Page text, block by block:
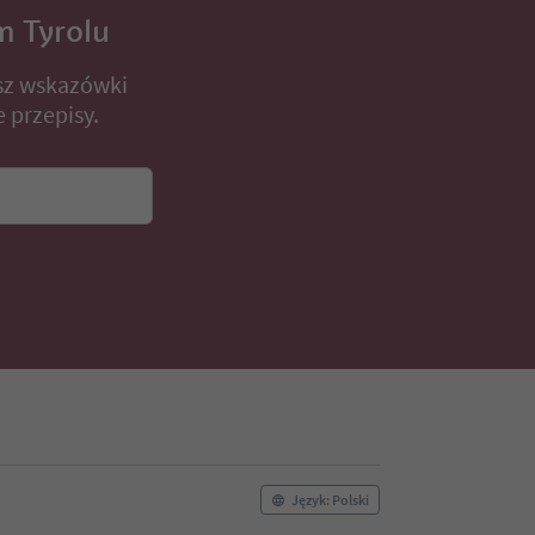
Tyrolu
wskazówki
przepisy.
Język: Polski